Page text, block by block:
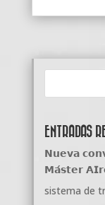
ENTRADAS
𝗡𝘂𝗲𝘃𝗮
𝗠𝗮́𝘀𝘁𝗲𝗿
sistema de